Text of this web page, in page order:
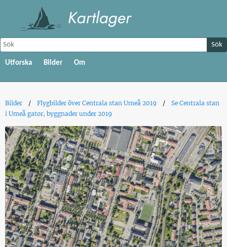
Sök
Utforska Bilder Om
Bilder Flygbilder över Centrala stan Umeå 2019
Se Centrala stan
i Umeå gator, byggnader under 2019